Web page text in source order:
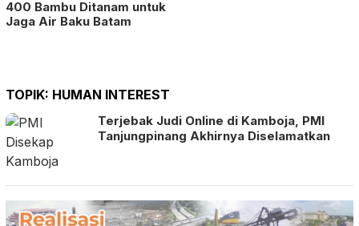
400 Bambu Ditanam untuk
Jaga Air Baku Batam
TOPIK: HUMAN INTEREST
Terjebak Judi Online di Kamboja, PMI
Tanjungpinang Akhirnya Diselamatkan